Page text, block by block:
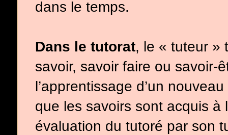
dans le temps.
Dans le tutorat, le « tuteur »
savoir, savoir faire ou savoir-
l’apprentissage d’un
que les savoirs sont acquis
évaluation du tutoré par son